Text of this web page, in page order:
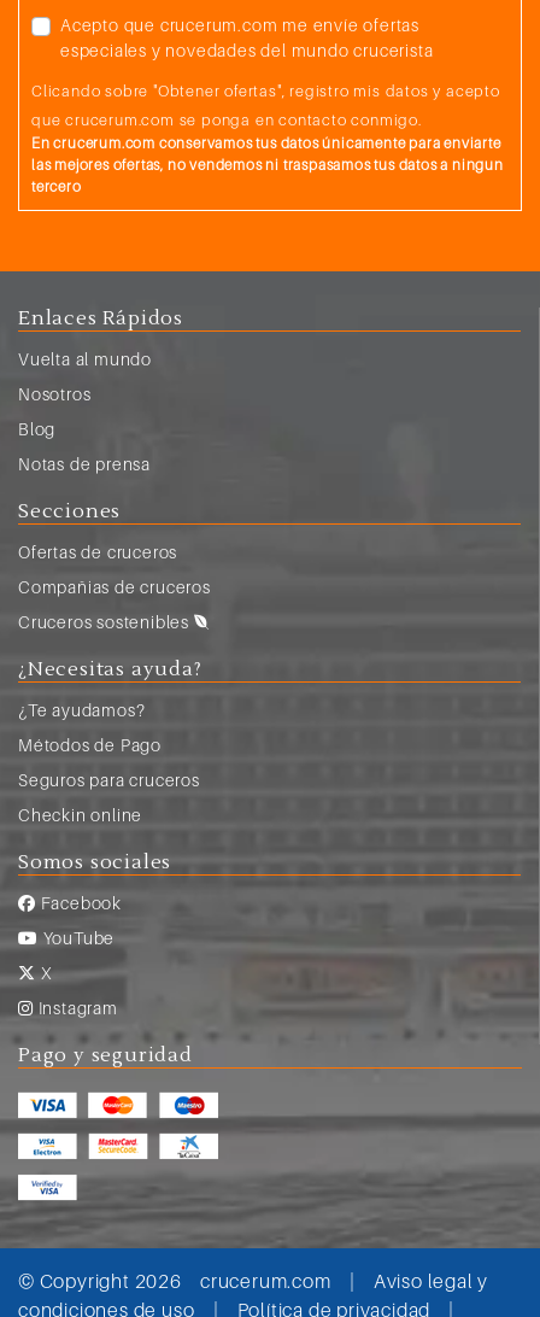
Acepto que crucerum.com me envíe ofertas
especiales y novedades del mundo crucerista
Clicando sobre "Obtener ofertas", registro mis datos y acepto
que crucerum.com se ponga en contacto conmigo.
En crucerum.com conservamos tus datos únicamente para enviarte
las mejores ofertas, no vendemos ni traspasamos tus datos a ningun
tercero
Enlaces Rápidos
Vuelta al mundo
Nosotros
Blog
Notas de prensa
Secciones
Ofertas de cruceros
Compañias de cruceros
Cruceros sostenibles
¿Necesitas ayuda?
¿Te ayudamos?
Métodos de Pago
Seguros para cruceros
Checkin online
Somos sociales
Facebook
YouTube
X
Instagram
Pago y seguridad
© Copyright 2026crucerum.com | Aviso legal y
condiciones de uso | Política de privacidad |